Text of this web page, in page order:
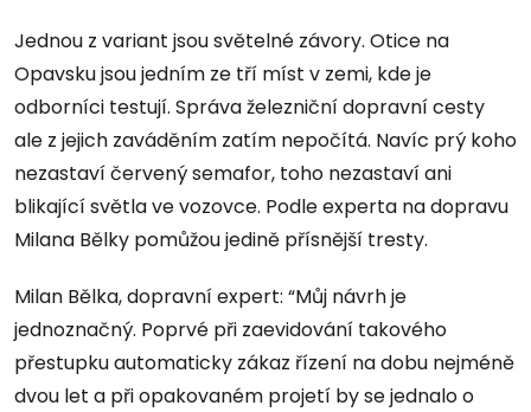
Jednou z variant jsou světelné závory. Otice na
Opavsku jsou jedním ze tří míst v zemi, kde je
odborníci testují. Správa železniční dopravní cesty
ale z jejich zaváděním zatím nepočítá. Navíc prý koho
nezastaví červený semafor, toho nezastaví ani
blikající světla ve vozovce. Podle experta na dopravu
Milana Bělky pomůžou jedině přísnější tresty.
Milan Bělka, dopravní expert: “Můj návrh je
jednoznačný. Poprvé při zaevidování takového
přestupku automaticky zákaz řízení na dobu nejméně
dvou let a při opakovaném projetí by se jednalo o